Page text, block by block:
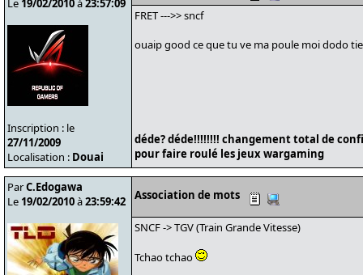
Le 19/02/2010à23:57:09
Inscription : le
27/11/2009
Localisation : Douai
FRET --->> sncf
ouaip good ce que tu ve ma poule moi dodo
déde? déde!!!!!!!! changement total de
pour faire roulé les jeux wargaming
ParC.Edogawa
Le 19/02/2010à23:59:42 Association de mots
SNCF -> TGV (Train Grande Vitesse)
Tchao tchao